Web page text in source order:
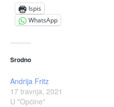
Ispis
WhatsApp
Srodno
Andrija Fritz
17 travnja, 2021
U "Općine"